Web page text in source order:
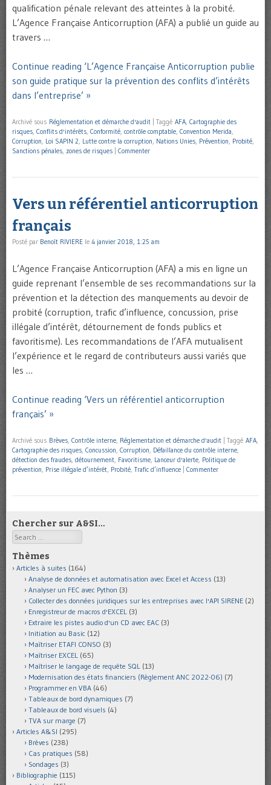
qualification pénale relevant des atteintes à la probité.
L’Agence Française Anticorruption (AFA) a publié un guide au
travers …
Continue reading ‘L’Agence Française Anticorruption publie
son guide pratique sur la prévention des conflits d’intérêts
dans l’entreprise’ »
Archivé sous Réglementation et démarche d'audit Taggé AFA, Cartographie des
risques, Conflits d'intérêts, Conformité, contrôle comptable, Convention Merida,
Corruption, Loi SAPIN 2, Lutte contre la corruption, Nations Unies, Prévention, Probité,
Sanctions pénales, zones de risques Commenter
Vers un référentiel anticorruption
français
Posté par Benoît RIVIERE le 4 janvier 2018, 1:25 am
L’Agence Française Anticorruption (AFA) a mis en ligne un
guide reprenant l’ensemble de ses recommandations sur la
prévention et la détection des manquements au devoir de
probité (corruption, trafic d’influence, concussion, prise
illégale d’intérêt, détournement de fonds publics et
favoritisme). Les recommandations de l’AFA mutualisent
l’expérience et le regard de contributeurs aussi variés que
les …
Continue reading ‘Vers un référentiel anticorruption
français’ »
Archivé sous Brèves Contrôle interne Réglementation et démarche d'audit Taggé AFA
Cartographie des risques Concussion Corruption Défaillance du contrôle interne
détection des fraudes détournement Favoritisme Lanceur d'alerte Politique de
prévention Prise illégale d’intérêt Probité Trafic d’influence Commenter
Chercher sur A&SI…
Search
Thèmes
Articles à suites (164)
Analyse de données et automatisation avec Excel et Access (13)
Analyser un FEC avec Python (3)
Collecter des données juridiques sur les entreprises avec l'API SIRENE (2)
Enregistreur de macros d'EXCEL (3)
Extraire les pistes audio d'un CD avec EAC (3)
Initiation au Basic (12)
Maîtriser ETAFI CONSO (3)
Maîtriser EXCEL (65)
Maîtriser le langage de requête SQL (13)
Modernisation des états financiers (Règlement ANC 2022-06) (7)
Programmer en VBA (46)
Tableaux de bord dynamiques (7)
Tableaux de bord visuels (4)
TVA sur marge (7)
Articles A&SI (295)
Brèves (238)
Cas pratiques (58)
Sondages (3)
Bibliographie (115)